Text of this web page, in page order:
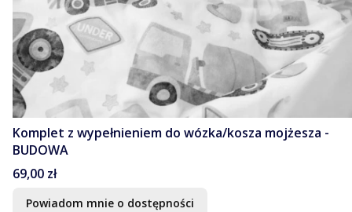
Komplet z wypełnieniem do wózka/kosza mojżesza -
BUDOWA
Cena
69,00 zł
Powiadom mnie o dostępności